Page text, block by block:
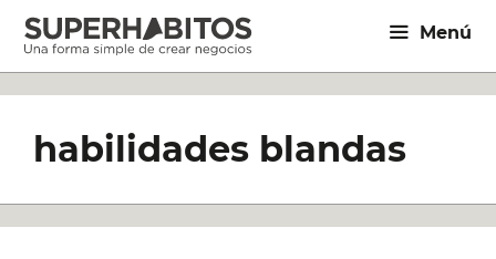
Saltar
contenido
Menú
habilidades blandas